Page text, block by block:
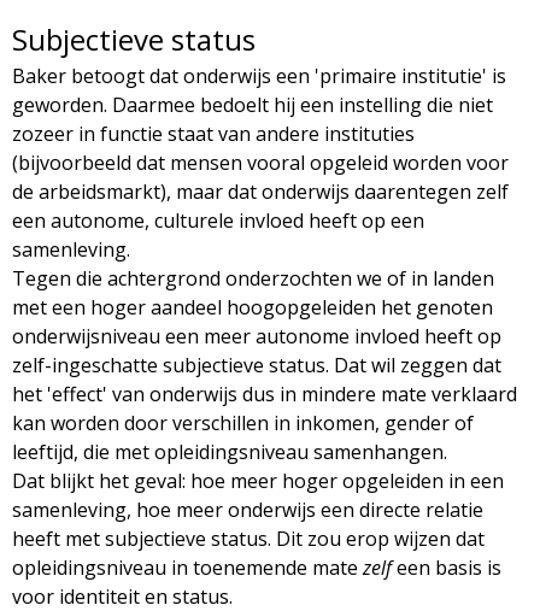
Subjectieve status
Baker betoogt dat onderwijs een 'primaire institutie' is
geworden. Daarmee bedoelt hij een instelling die niet
zozeer in functie staat van andere instituties
(bijvoorbeeld dat mensen vooral opgeleid worden voor
de arbeidsmarkt), maar dat onderwijs daarentegen zelf
een autonome, culturele invloed heeft op een
samenleving.
Tegen die achtergrond onderzochten we of in landen
met een hoger aandeel hoogopgeleiden het genoten
onderwijsniveau een meer autonome invloed heeft op
zelf-ingeschatte subjectieve status. Dat wil zeggen dat
het 'effect' van onderwijs dus in mindere mate verklaard
kan worden door verschillen in inkomen, gender of
leeftijd, die met opleidingsniveau samenhangen.
Dat blijkt het geval: hoe meer hoger opgeleiden in een
samenleving, hoe meer onderwijs een directe relatie
heeft met subjectieve status. Dit zou erop wijzen dat
opleidingsniveau in toenemende matezelfeen basis is
voor identiteit en status.